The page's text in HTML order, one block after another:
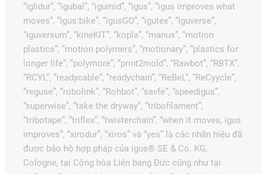
“iglidur”, “igubal”, “igumid”, “igus”, “igus improves what
moves”, “igus:bike”, “igusGO”, “igutex”, “iguverse”,
“iguversum”, “kineKIT”, “kopla”, “manus”, “motion
plastics”, “motion polymers”, “motionary”, “plastics for
longer life”, “polymore”, “print2mold”, “Rawbot”, “RBTX”,
“RCYL”, “readycable”, “readychain”, “ReBeL”, “ReCyycle”,
“reguse”, “robolink”, “Rohbot”, “savfe”, “speedigus”,
“superwise”, “take the dryway”, “tribofilament”,
“tribotape”, “triflex”, “twisterchain”, “when it moves, igus
improves”, “xirodur”, “xiros” và “yes” là các nhãn hiệu đã
được bảo hộ hợp pháp của igus® SE & Co. KG,
Cologne, tại Cộng hòa Liên bang Đức cũng như tại